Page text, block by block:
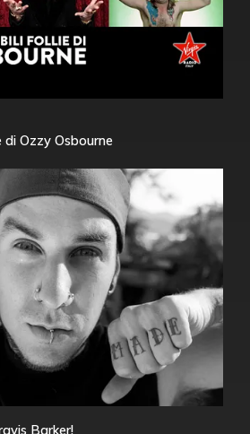
di Ozzy Osbourne
Barker!